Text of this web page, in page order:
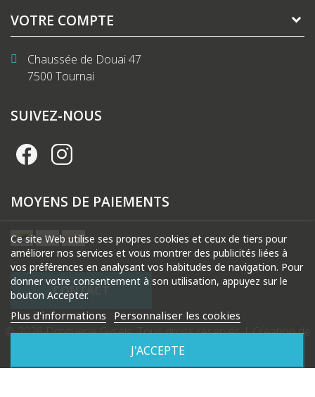
VOTRE COMPTE
Chaussée de Douai 47
7500 Tournai
Ce site Web utilise ses propres cookies et ceux de tiers pour
améliorer nos services et vous montrer des publicités liées à
vos préférences en analysant vos habitudes de navigation. Pour
donner votre consentement à son utilisation, appuyez sur le
bouton Accepter.
Plus d'informations Personnaliser les cookies
J'ACCEPTE
SUIVEZ-NOUS
MOYENS DE PAIEMENTS
CONTACT
© 2026 Droguerie Gysels. Tous droits réservés |Création de
site internet Produweb™